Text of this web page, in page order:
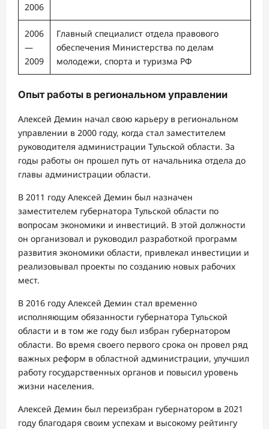
2006
2006
—
2009
Главный специалист отдела правового
обеспечения Министерства по делам
молодежи, спорта и туризма РФ
Опыт работы в региональном управлении
Алексей Демин начал свою карьеру в региональном
управлении в 2000 году, когда стал заместителем
руководителя администрации Тульской области. За
годы работы он прошел путь от начальника отдела до
главы администрации области.
В 2011 году Алексей Демин был назначен
заместителем губернатора Тульской области по
вопросам экономики и инвестиций. В этой должности
он организовал и руководил разработкой программ
развития экономики области, привлекал инвестиции и
реализовывал проекты по созданию новых рабочих
мест.
В 2016 году Алексей Демин стал временно
исполняющим обязанности губернатора Тульской
области и в том же году был избран губернатором
области. Во время своего первого срока он провел ряд
важных реформ в областной администрации, улучшил
работу государственных органов и повысил уровень
жизни населения.
Алексей Демин был переизбран губернатором в 2021
году благодаря своим успехам и высокому рейтингу